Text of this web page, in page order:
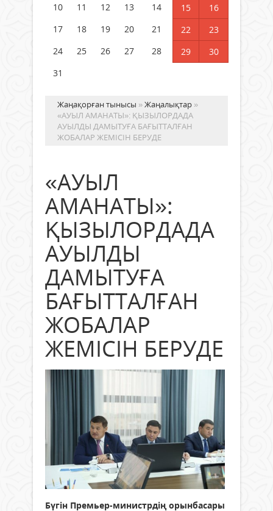
10
11 12 13 14 15
16
17
18 19 20 21 22
23
24
25 26 27 28 29
30
31
Жаңақорған тынысы »Жаңалықтар »
«АУЫЛ АМАНАТЫ»: ҚЫЗЫЛОРДАДА
АУЫЛДЫ ДАМЫТУҒА БАҒЫТТАЛҒАН
ЖОБАЛАР ЖЕМІСІН БЕРУДЕ
«АУЫЛ
АМАНАТЫ»:
ҚЫЗЫЛОРДАДА
АУЫЛДЫ
ДАМЫТУҒА
БАҒЫТТАЛҒАН
ЖОБАЛАР
ЖЕМІСІН БЕРУДЕ
Бүгін Премьер-министрдің орынбасары